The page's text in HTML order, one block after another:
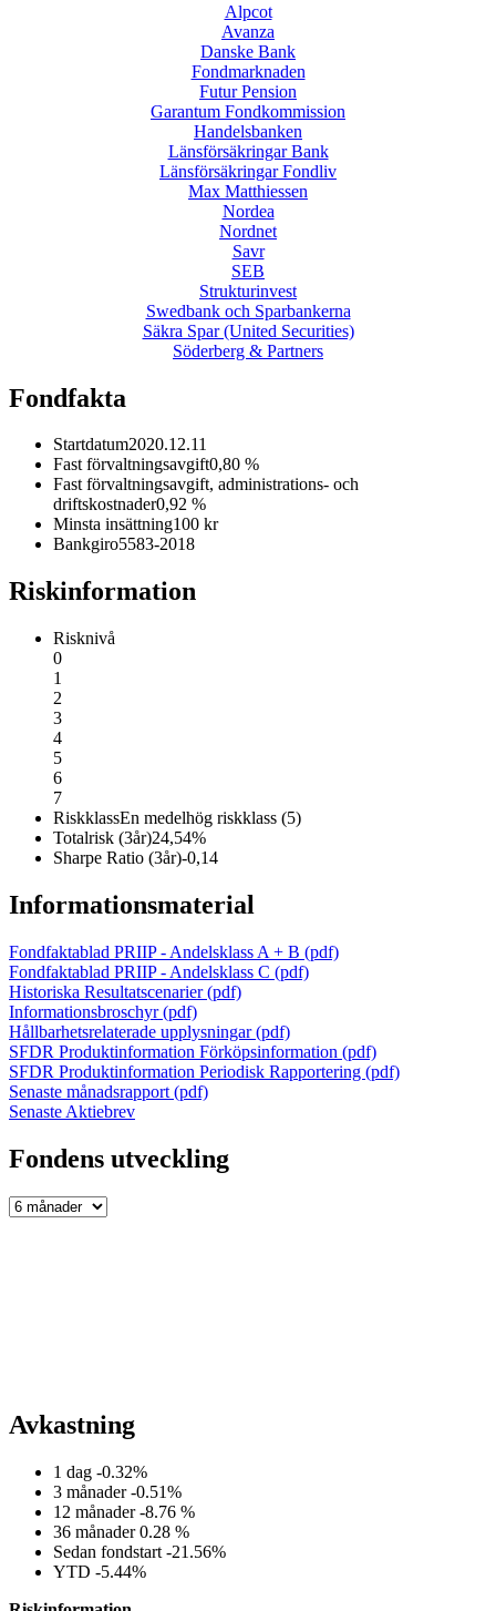
Alpcot
Avanza
Danske Bank
Fondmarknaden
Futur Pension
Garantum Fondkommission
Handelsbanken
Länsförsäkringar Bank
Länsförsäkringar Fondliv
Max Matthiessen
Nordea
Nordnet
Savr
SEB
Strukturinvest
Swedbank och Sparbankerna
Säkra Spar (United Securities)
Söderberg & Partners
Fondfakta
Startdatum2020.12.11
Fast förvaltningsavgift0,80 %
Fast förvaltningsavgift, administrations- och
driftskostnader0,92 %
Minsta insättning100 kr
Bankgiro5583-2018
Riskinformation
Risknivå
0
1
2
3
4
5
6
7
RiskklassEn medelhög riskklass (5)
Totalrisk (3år)24,54%
Sharpe Ratio (3år)-0,14
Informationsmaterial
Fondfaktablad PRIIP - Andelsklass A + B (pdf)
Fondfaktablad PRIIP - Andelsklass C (pdf)
Historiska Resultatscenarier(pdf)
Informationsbroschyr(pdf)
Hållbarhetsrelaterade upplysningar(pdf)
SFDR Produktinformation Förköpsinformation (pdf)
SFDR Produktinformation Periodisk Rapportering (pdf)
Senaste månadsrapport (pdf)
Senaste Aktiebrev
Fondens utveckling
Avkastning
1 dag -0.32%
3 månader -0.51%
12 månader -8.76 %
36 månader 0.28 %
Sedan fondstart -21.56%
YTD -5.44%